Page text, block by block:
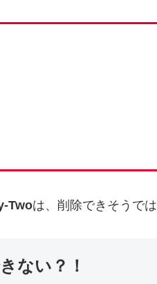
Twoは、削除できそうでは
ない？！